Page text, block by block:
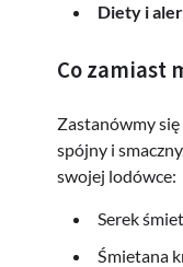
Diety i
Co zamiast
Zastanówmy się
spójny i
swojej lodówce:
Serek
Śmietana